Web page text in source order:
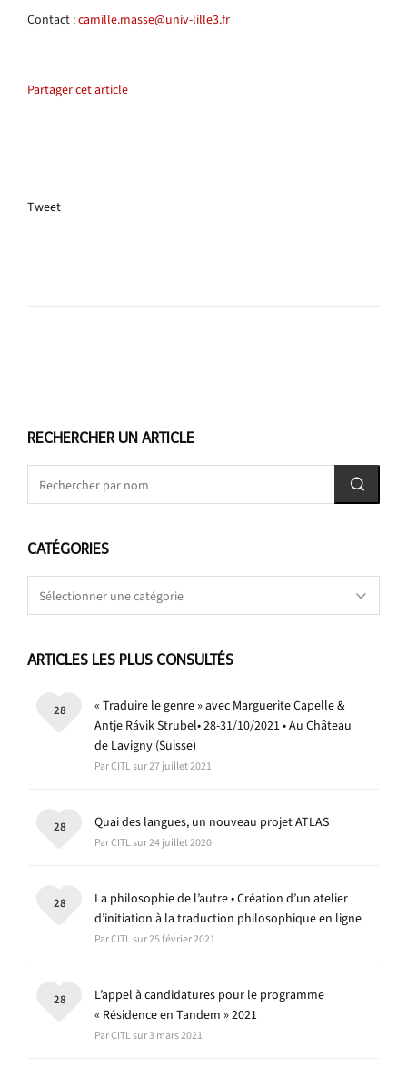
Contact :camille.masse@univ-lille3.fr
Partager cet article
Tweet
RECHERCHER UN ARTICLE
CATÉGORIES
ARTICLES LES PLUS CONSULTÉS
« Traduire le genre » avec Marguerite Capelle &
Antje Rávik Strubel• 28-31/10/2021 • Au Château
de Lavigny (Suisse)
Par CITL sur 27 juillet 2021
28
Quai des langues, un nouveau projet ATLAS
Par CITL sur 24 juillet 2020
28
La philosophie de l’autre • Création d’un atelier
d’initiation à la traduction philosophique en ligne
Par CITL sur 25 février 2021
28
L’appel à candidatures pour le programme
« Résidence en Tandem » 2021
Par CITL sur 3 mars 2021
28